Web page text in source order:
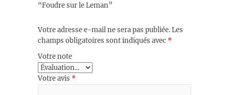
“Foudre sur le Leman”
Votre adresse e-mail ne sera pas publiée.Les
champs obligatoires sont indiqués avec *
Votre note
Votre avis *